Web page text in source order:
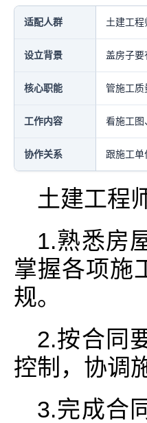
适配人群 土建工程
设立背景 盖房子
核心职能 管施工质
工作内容 看施工图
协作关系 跟施工
土建工程
1.熟悉房
掌握各项施
规。
2.按合同
控制，协调
3.完成合